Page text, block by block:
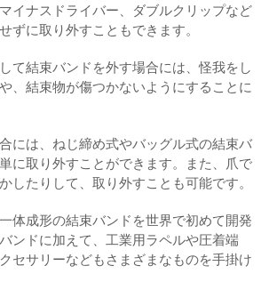
イナスドライバー、ダブルクリップなど
ずに取り外すこともできます。
て結束バンドを外す場合には、怪我をし
、結束物が傷つかないようにすることに
には、ねじ締め式やバッグル式の結束バ
に取り外すことができます。また、爪で
したりして、取り外すことも可能です。
体成形の結束バンドを世界で初めて開発
ンドに加えて、工業用ラペルや圧着端
セサリーなどもさまざまなものを手掛け